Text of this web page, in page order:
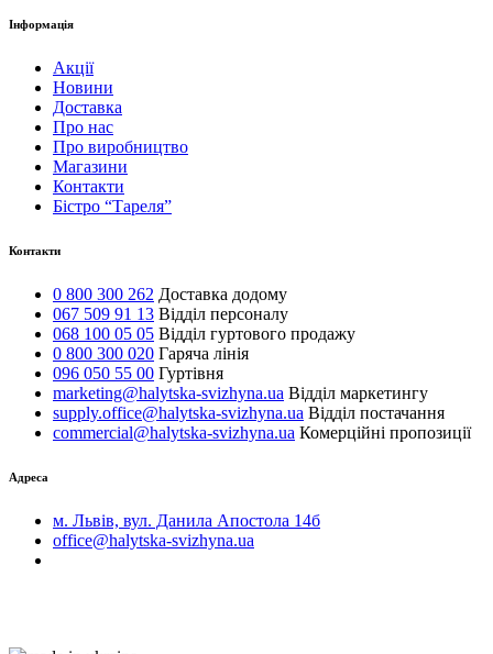
Інформація
Акції
Новини
Доставка
Про нас
Про виробництво
Магазини
Контакти
Бістро “Тареля”
Контакти
0 800 300 262 Доставка додому
067 509 91 13 Відділ персоналу
068 100 05 05 Відділ гуртового продажу
0 800 300 020 Гаряча лінія
096 050 55 00 Гуртівня
marketing@halytska-svizhyna.ua Відділ маркетингу
supply.office@halytska-svizhyna.ua Відділ постачання
commercial@halytska-svizhyna.ua Комерційні пропозиції
Адреса
м. Львів, вул. Данила Апостола 14б
office@halytska-svizhyna.ua